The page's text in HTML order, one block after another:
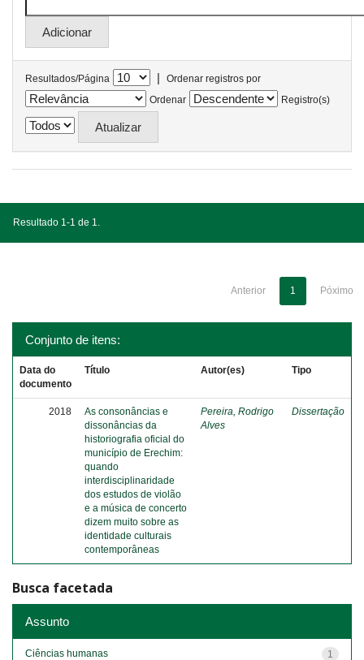
Resultados/Página |
Ordenar registros por
Ordenar
Registro(s)
Resultado 1-1 de 1.
Anterior 1 Póximo
Conjunto de itens:
Data do
documento
Título Autor(es) Tipo
2018
As consonâncias e
dissonâncias da
historiografia oficial do
município de Erechim:
quando
interdisciplinaridade
dos estudos de violão
e a música de concerto
dizem muito sobre as
identidade culturais
contemporâneas
Pereira, Rodrigo
Alves
Dissertação
Busca facetada
Assunto
1
Ciências humanas